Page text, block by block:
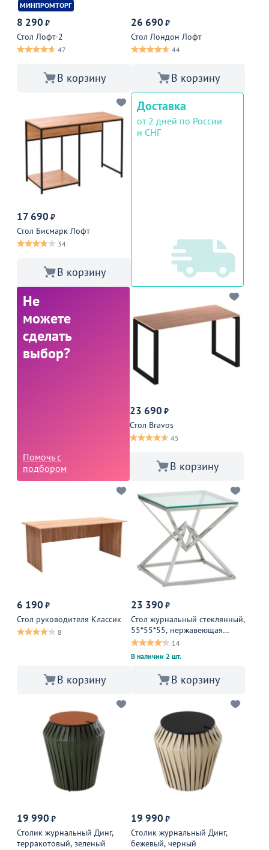
МИНПРОМТОРГ
8 290 ₽
Стол Лофт-2
47
В корзину
26 690 ₽
Стол Лондон Лофт
44
В корзину
17 690 ₽
Стол Бисмарк Лофт
34
В корзину
Доставка
от 2 дней по России
и СНГ
Не
можете
сделать
выбор?
Помочь с
подбором
23 690 ₽
Стол Bravos
45
В корзину
6 190 ₽
Стол руководителя Классик
8
В корзину
23 390 ₽
Стол журнальный стеклянный,
55*55*55, нержавеющая
сталь, хром, прозрачный
14
В наличии 2 шт.
В корзину
19 990 ₽
Столик журнальный Динг,
терракотовый, зеленый
19 990 ₽
Столик журнальный Динг,
бежевый, черный